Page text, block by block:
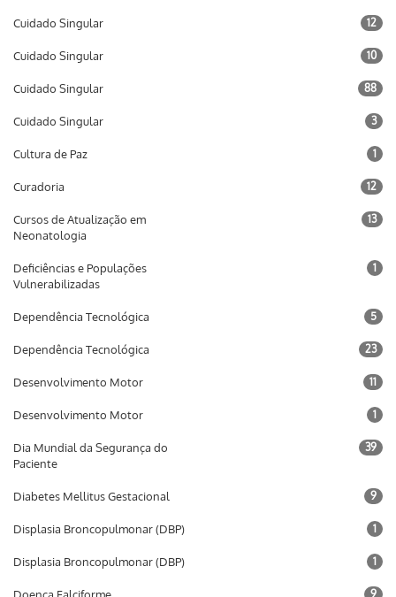
Cuidado Singular 12
Cuidado Singular 10
Cuidado Singular 88
Cuidado Singular 3
Cultura de Paz 1
Curadoria 12
Cursos de Atualização em
Neonatologia
13
Deficiências e Populações
Vulnerabilizadas
1
Dependência Tecnológica 5
Dependência Tecnológica 23
Desenvolvimento Motor 11
Desenvolvimento Motor 1
Dia Mundial da Segurança do
Paciente
39
Diabetes Mellitus Gestacional 9
Displasia Broncopulmonar (DBP) 1
Displasia Broncopulmonar (DBP) 1
9